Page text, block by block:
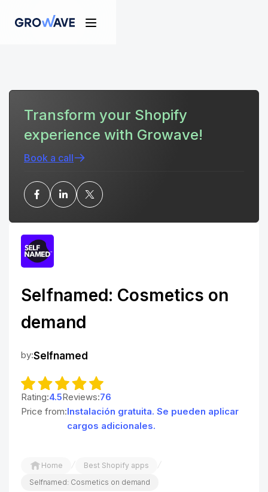
Transform your Shopify
experience with Growave!
Book a call
Selfnamed: Cosmetics on
demand
by:Selfnamed
Rating:4.5Reviews:76
Price from:Instalación gratuita. Se pueden aplicar
cargos adicionales.
Home / Best Shopify apps /
Selfnamed: Cosmetics on demand